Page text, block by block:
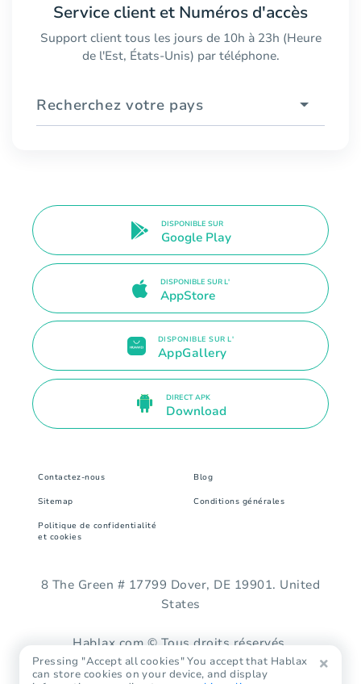
Service client et Numéros d'accès
Support client tous les jours de 10h à 23h (Heure
de l'Est, États-Unis) par téléphone.
Recherchez votre pays
DISPONIBLE SUR
Google Play
DISPONIBLE SUR L'
AppStore
DISPONIBLE SUR L'
AppGallery
DIRECT APK
Download
Contactez-nous Blog
Sitemap Conditions générales
Politique de confidentialité
et cookies
8 The Green # 17799 Dover, DE 19901. United
States
Hablax.com © Tous droits réservés.
Pressing "Accept all cookies" You accept that Hablax
can store cookies on your device, and display